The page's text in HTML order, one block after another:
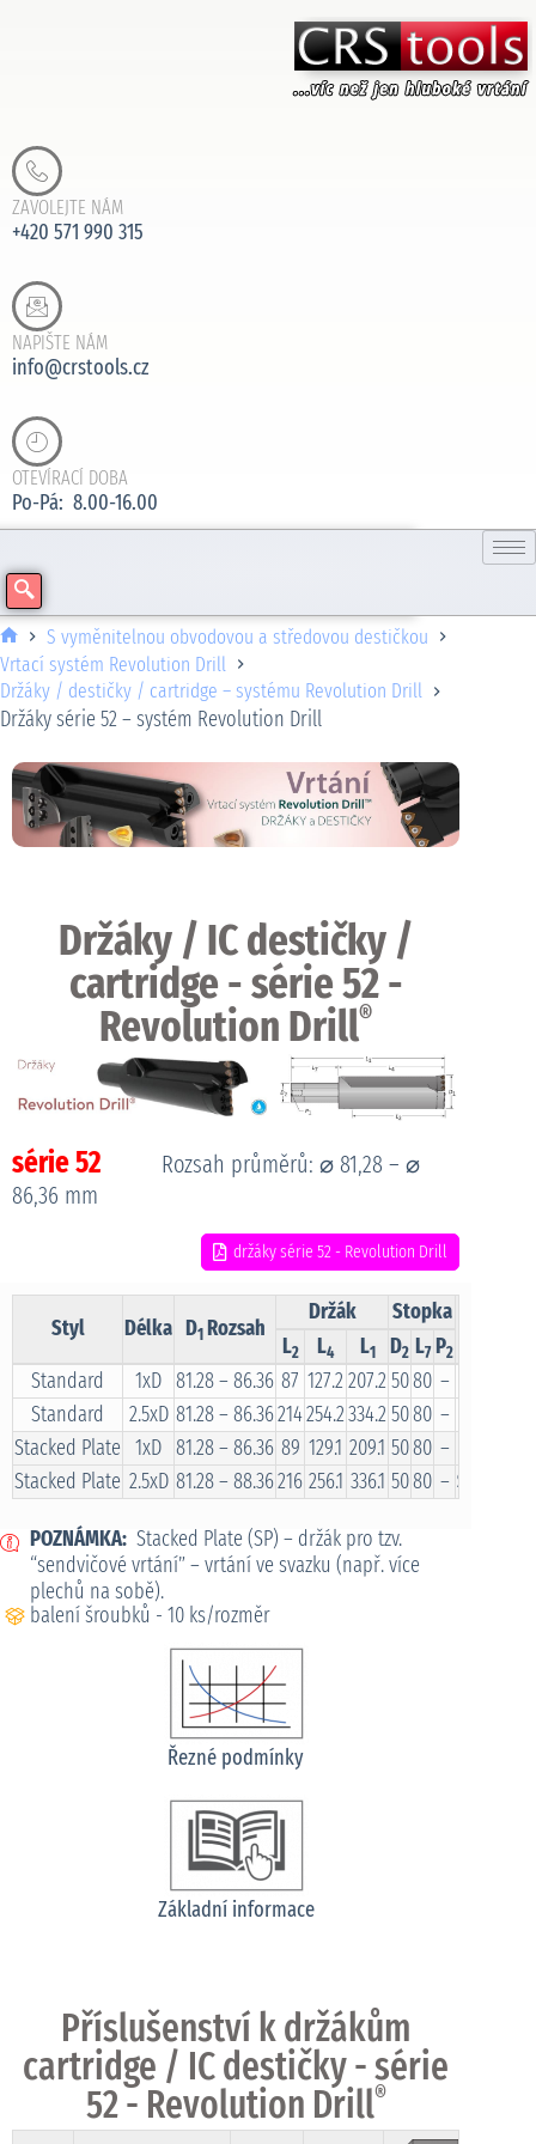
ZAVOLEJTE NÁM
+420 571 990 315
NAPIŠTE NÁM
info@crstools.cz
OTEVÍRACÍ DOBA
Po-Pá: 8.00-16.00
S vyměnitelnou obvodovou a středovou destičkou
Vrtací systém Revolution Drill
Držáky / destičky / cartridge – systému Revolution Drill
Držáky série 52 – systém Revolution Drill
Držáky / IC destičky /
cartridge - série 52 -
Revolution Drill®
série 52
Rozsah průměrů: ⌀ 81,28 – ⌀
86,36 mm
držáky série 52 - Revolution Drill
Styl Délka D1Rozsah
Držák Stopka
L2 L4 L1 D2 L7 P2
Standard 1xD 81.28 – 86.36 87 127.2 207.2 5080 –
Standard
2.5xD 81.28 – 86.36214254.2334.2 5080 –
Stacked Plate 1xD 81.28 – 86.36 89 129.1 209.1 5080 –
Stacked Plate 2.5xD 81.28 – 88.36216 256.1 336.1 5080 –
POZNÁMKA: Stacked Plate (SP) – držák pro tzv.
“sendvičové vrtání” – vrtání ve svazku (např. více
plechů na sobě).
balení šroubků - 10 ks/rozměr
Řezné podmínky
Základní informace
Příslušenství k držákům
cartridge / IC destičky - série
52 - Revolution Drill®